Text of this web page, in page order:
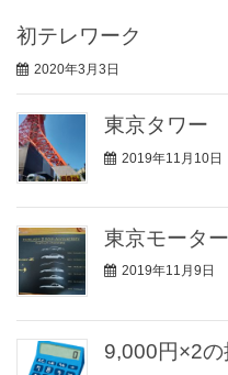
初テレワーク
2020年3月3日
東京タワー
2019年11月10日
東京モータ
2019年11月9日
9,000円×2の